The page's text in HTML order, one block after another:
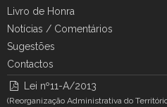
Livro de Honra
Notícias / Comentários
Sugestões
Contactos
Lei nº11-A/2013
(Reorganização Administrativa do